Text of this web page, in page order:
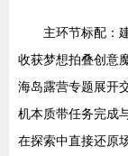
主环节标配：
收获梦想拍叠创意
海岛露营专题展开
机本质带任务完成
在探索中直接还原